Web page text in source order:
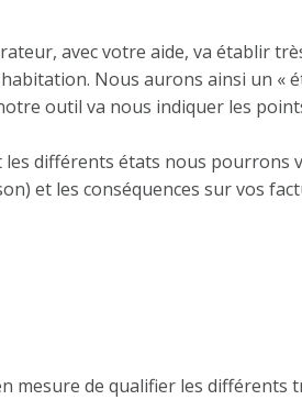
avec votre aide, va établir
Nous aurons ainsi un «
outil va nous indiquer les
les différents états nous pourrons
et les conséquences sur vos
mesure de qualifier les différents